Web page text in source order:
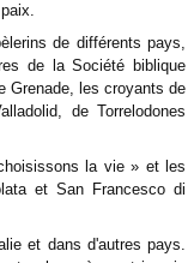
de différents pays,
de la Société biblique
Grenade, les croyants de
de Torrelodones
la vie » et les
et San Francesco di
et dans d'autres pays.